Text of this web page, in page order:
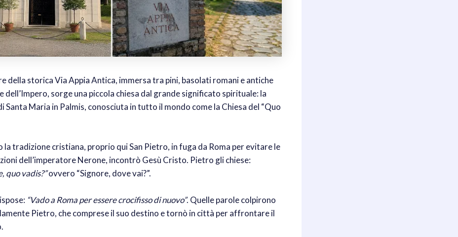
della storica Via Appia Antica, immersa tra pini, basolati romani e antiche
dell’Impero, sorge una piccola chiesa dal grande significato spirituale: la
Santa Maria in Palmis, conosciuta in tutto il mondo come la Chiesa del “Quo
la tradizione cristiana, proprio qui San Pietro, in fuga da Roma per evitare le
dell’imperatore Nerone, incontrò Gesù Cristo. Pietro gli chiese:
quo vadis?”ovvero “Signore, dove vai?”.
“Vado a Roma per essere crocifisso di nuovo”. Quelle parole colpirono
Pietro, che comprese il suo destino e tornò in città per affrontare il